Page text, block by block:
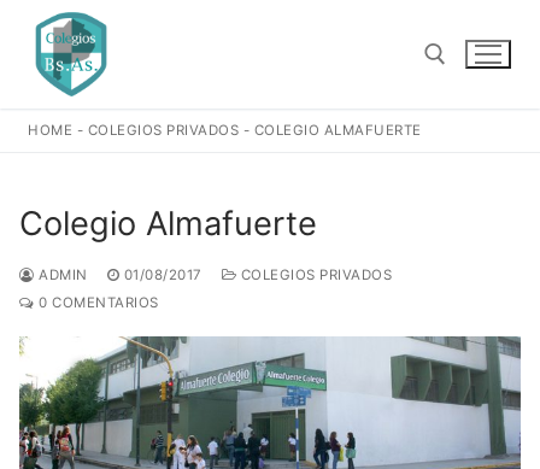
contenido
HOME - COLEGIOS PRIVADOS - COLEGIO ALMAFUERTE
Colegio Almafuerte
ADMIN 01/08/2017
COLEGIOS PRIVADOS
0 COMENTARIOS